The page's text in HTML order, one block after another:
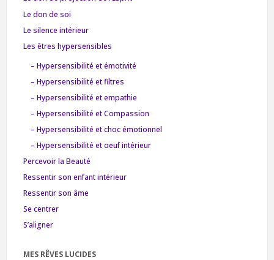
Le don de soi
Le silence intérieur
Les êtres hypersensibles
– Hypersensibilité et émotivité
– Hypersensibilité et filtres
– Hypersensibilité et empathie
– Hypersensibilité et Compassion
– Hypersensibilité et choc émotionnel
– Hypersensibilité et oeuf intérieur
Percevoir la Beauté
Ressentir son enfant intérieur
Ressentir son âme
Se centrer
S’aligner
MES RÊVES LUCIDES